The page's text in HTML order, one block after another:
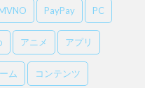
PayPay PC
アニメ アプリ
ム コンテンツ